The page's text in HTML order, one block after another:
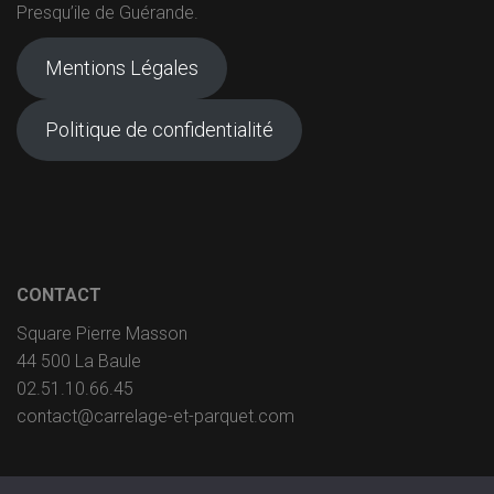
Presqu’ile de Guérande.
Mentions Légales
Politique de confidentialité
CONTACT
Square Pierre Masson
44 500 La Baule
02.51.10.66.45
contact@carrelage-et-parquet.com